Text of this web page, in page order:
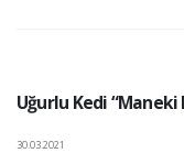
Uğurlu Kedi
30.03.2021